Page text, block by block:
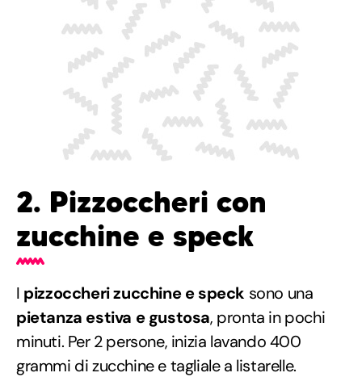
2. Pizzoccheri con
zucchine e speck
I pizzoccheri zucchine e speck sono una
pietanza estiva e gustosa, pronta in pochi
minuti. Per 2 persone, inizia lavando 400
grammi di zucchine e tagliale a listarelle.